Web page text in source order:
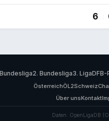
6 :
Bundesliga2. Bundesliga3. LigaDFB-
ÖsterreichÖL2Schweiz
Über unsKontakt
Daten: OpenLigaDB